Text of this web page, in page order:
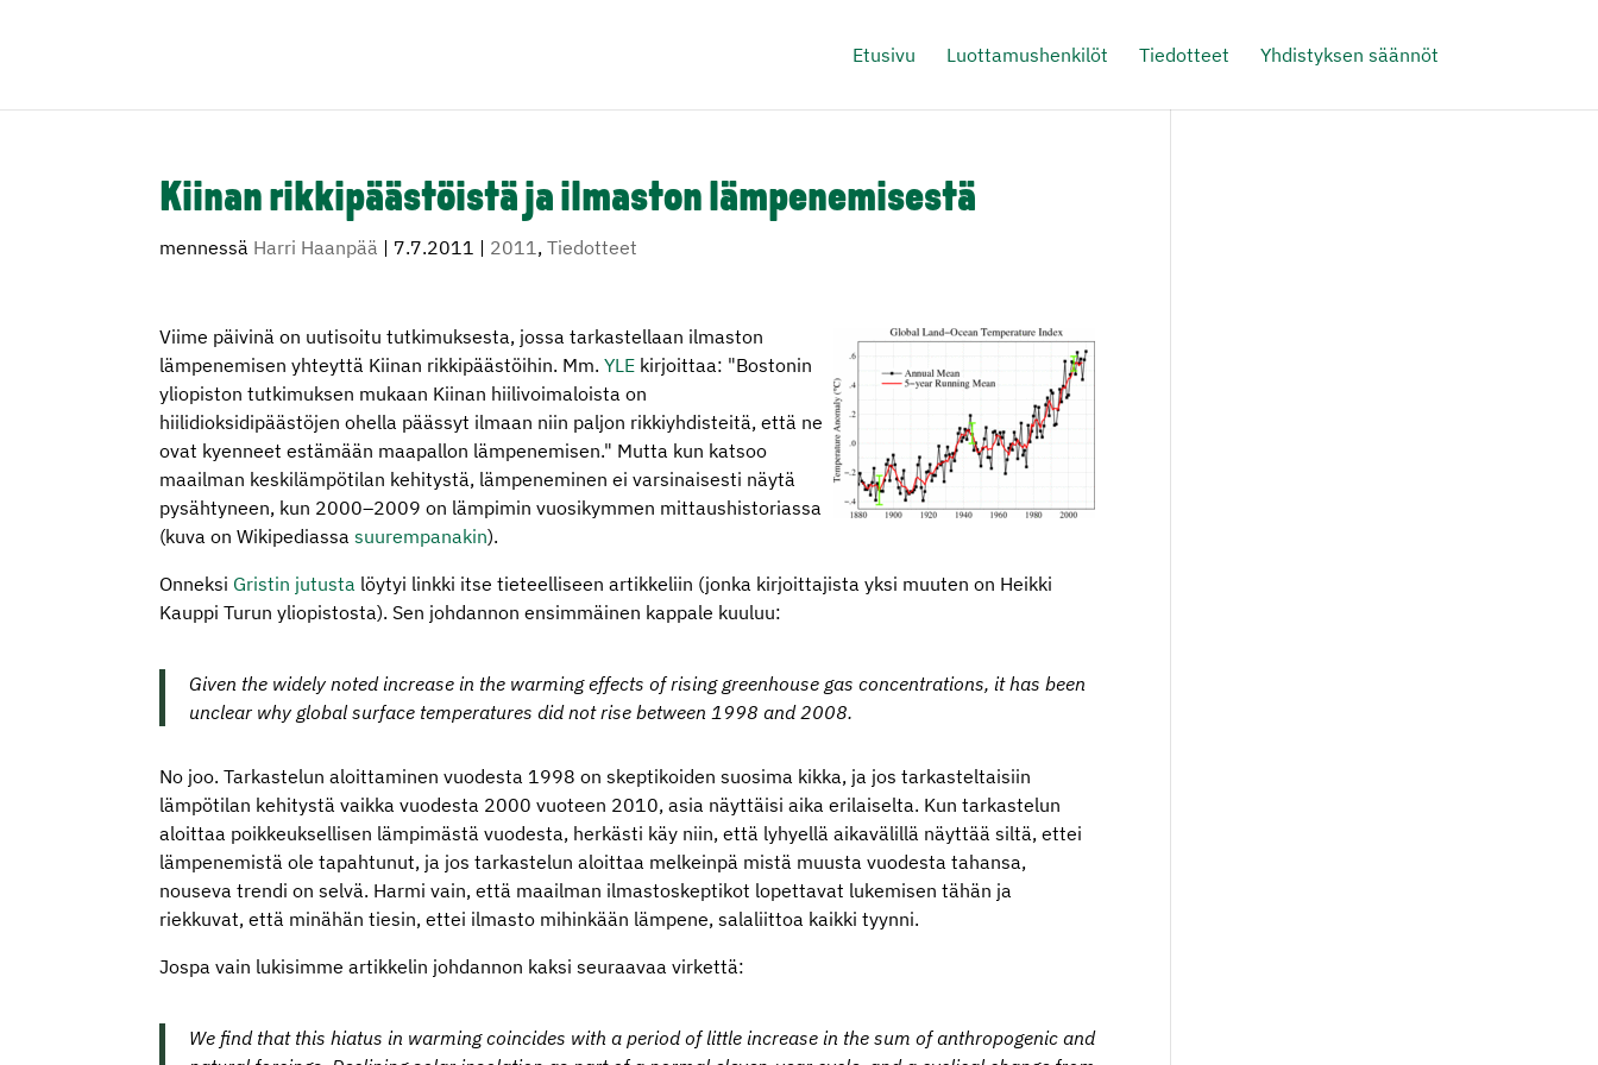
Etusivu Luottamushenkilöt Tiedotteet Yhdistyksen säännöt
Kiinan rikkipäästöistä ja ilmaston lämpenemisestä
mennessä Harri Haanpää | 7.7.2011 | 2011,Tiedotteet
Viime päivinä on uutisoitu tutkimuksesta, jossa tarkastellaan ilmaston
lämpenemisen yhteyttä Kiinan rikkipäästöihin. Mm.YLE kirjoittaa: "Bostonin
yliopiston tutkimuksen mukaan Kiinan hiilivoimaloista on
hiilidioksidipäästöjen ohella päässyt ilmaan niin paljon rikkiyhdisteitä, että ne
ovat kyenneet estämään maapallon lämpenemisen." Mutta kun katsoo
maailman keskilämpötilan kehitystä, lämpeneminen ei varsinaisesti näytä
pysähtyneen, kun 2000–2009 on lämpimin vuosikymmen mittaushistoriassa
(kuva on Wikipediassasuurempanakin).
Onneksi Gristin jutusta löytyi linkki itse tieteelliseen artikkeliin (jonka kirjoittajista yksi muuten on Heikki
Kauppi Turun yliopistosta). Sen johdannon ensimmäinen kappale kuuluu:
Given the widely noted increase in the warming effects of rising greenhouse gas concentrations, it has been
unclear why global surface temperatures did not rise between 1998 and 2008.
No joo. Tarkastelun aloittaminen vuodesta 1998 on skeptikoiden suosima kikka, ja jos tarkasteltaisiin
lämpötilan kehitystä vaikka vuodesta 2000 vuoteen 2010, asia näyttäisi aika erilaiselta. Kun tarkastelun
aloittaa poikkeuksellisen lämpimästä vuodesta, herkästi käy niin, että lyhyellä aikavälillä näyttää siltä, ettei
lämpenemistä ole tapahtunut, ja jos tarkastelun aloittaa melkeinpä mistä muusta vuodesta tahansa,
nouseva trendi on selvä. Harmi vain, että maailman ilmastoskeptikot lopettavat lukemisen tähän ja
riekkuvat, että minähän tiesin, ettei ilmasto mihinkään lämpene, salaliittoa kaikki tyynni.
Jospa vain lukisimme artikkelin johdannon kaksi seuraavaa virkettä:
We find that this hiatus in warming coincides with a period of little increase in the sum of anthropogenic and